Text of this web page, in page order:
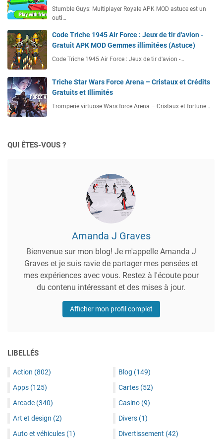
Stumble Guys: Multiplayer Royale APK MOD astuce est un
outi…
Code Triche 1945 Air Force : Jeux de tir d'avion -
Gratuit APK MOD Gemmes illimitées (Astuce)
Code Triche 1945 Air Force : Jeux de tir d'avion -…
Triche Star Wars Force Arena – Cristaux et Crédits
Gratuits et Illimités
Tromperie virtuose Wars force Arena – Cristaux et fortune…
QUI ÊTES-VOUS ?
Amanda J Graves
Bienvenue sur mon blog! Je m'appelle Amanda J
Graves et je suis ravie de partager mes pensées et
mes expériences avec vous. Restez à l'écoute pour
du contenu intéressant et des mises à jour.
Afficher mon profil complet
LIBELLÉS
Action (802)
Apps (125)
Arcade (340)
Art et design (2)
Auto et véhicules (1)
Blog (149)
Cartes (52)
Casino (9)
Divers (1)
Divertissement (42)